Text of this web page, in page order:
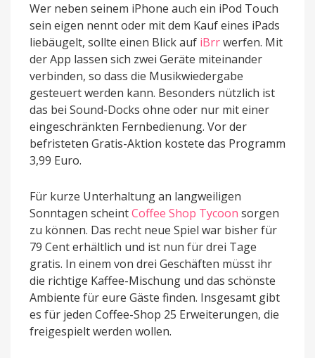
Wer neben seinem iPhone auch ein iPod Touch
sein eigen nennt oder mit dem Kauf eines iPads
liebäugelt, sollte einen Blick auf iBrrwerfen. Mit
der App lassen sich zwei Geräte miteinander
verbinden, so dass die Musikwiedergabe
gesteuert werden kann. Besonders nützlich ist
das bei Sound-Docks ohne oder nur mit einer
eingeschränkten Fernbedienung. Vor der
befristeten Gratis-Aktion kostete das Programm
3,99 Euro.
Für kurze Unterhaltung an langweiligen
Sonntagen scheintCoffee Shop Tycoon sorgen
zu können. Das recht neue Spiel war bisher für
79 Cent erhältlich und ist nun für drei Tage
gratis. In einem von drei Geschäften müsst ihr
die richtige Kaffee-Mischung und das schönste
Ambiente für eure Gäste finden. Insgesamt gibt
es für jeden Coffee-Shop 25 Erweiterungen, die
freigespielt werden wollen.